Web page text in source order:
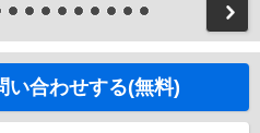
い合わせする(無料)